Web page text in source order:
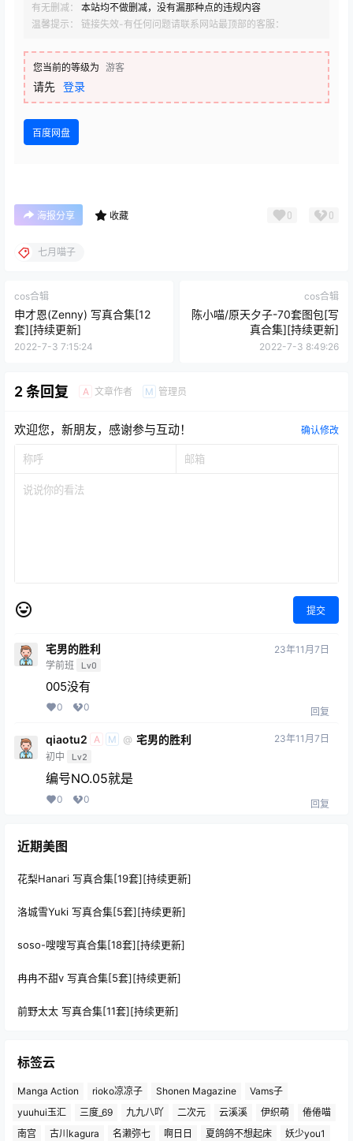
有无删减：
本站均不做删减，没有漏那种点的违规内容
温馨提示： 链接失效-有任何问题请联系网站最顶部的客服：
您当前的等级为 游客
请先 登录
百度网盘
海报分享 收藏 0 0
七月喵子
cos合辑
申才恩(Zenny) 写真合集[12
套][持续更新]
2022-7-3 7:15:24
cos合辑
陈小喵/原天夕子-70套图包[写
真合集][持续更新]
2022-7-3 8:49:26
2 条回复 A 文章作者 M 管理员
欢迎您，新朋友，感谢参与互动！ 确认修改
提交
宅男的胜利
学前班 Lv0
23年11月7日
005没有
0 0 回复
qiaotu2 A M @ 宅男的胜利
初中 Lv2
23年11月7日
编号NO.05就是
0 0 回复
近期美图
花梨Hanari 写真合集[19套][持续更新]
洛城雪Yuki 写真合集[5套][持续更新]
soso-嗖嗖写真合集[18套][持续更新]
冉冉不甜v 写真合集[5套][持续更新]
前野太太 写真合集[11套][持续更新]
标签云
Manga Action rioko凉凉子 Shonen Magazine
Vams子
yuuhui玉汇
三度_69 九九八吖 二次元 云溪溪 伊织萌
倦倦喵
南宫
古川kagura 名濑弥七 啊日日 夏鸽鸽不想起床 妖少you1